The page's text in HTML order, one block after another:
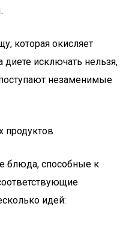
которая окисляет
диете исключать нельзя,
незаменимые
блюда, способные к
идей: